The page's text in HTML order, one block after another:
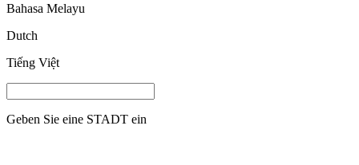
Bahasa Melayu
Dutch
Tiếng Việt
Geben Sie eine STADT ein